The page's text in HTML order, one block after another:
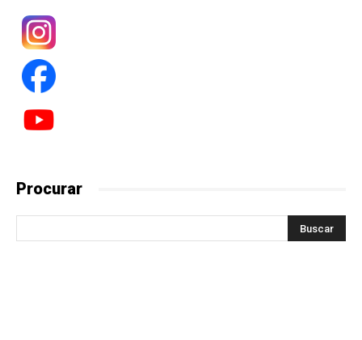
Procurar